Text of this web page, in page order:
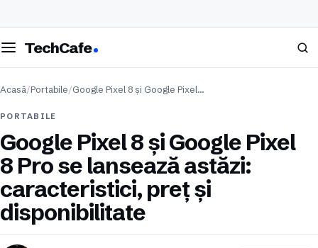
meniul
TechCafe Caută
Acasă/Portabile/Google Pixel 8 și Google Pixel…
PORTABILE
Google Pixel 8 și Google Pixel
8 Pro se lansează astăzi:
caracteristici, preț și
disponibilitate